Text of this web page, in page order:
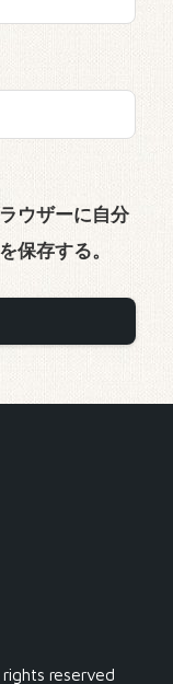
ウザーに自分
保存する。
reserved